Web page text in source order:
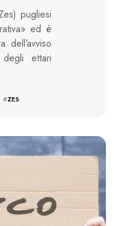
pugliesi
ed è
dell’avviso
degli ettari
#ZES